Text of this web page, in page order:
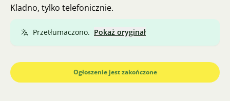
Kladno, tylko telefonicznie.
Przetłumaczono. Pokaż oryginał
Ogłoszenie jest zakończone